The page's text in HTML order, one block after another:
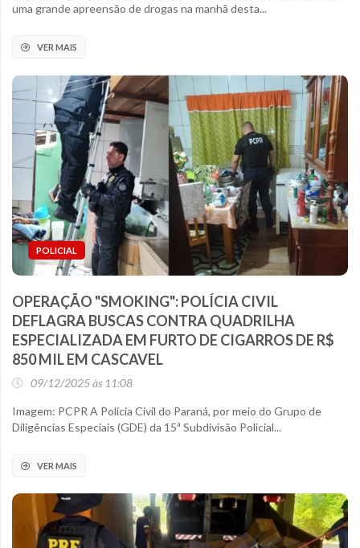
uma grande apreensão de drogas na manhã desta...
VER MAIS
POLICIAL
OPERAÇÃO "SMOKING": POLÍCIA CIVIL
DEFLAGRA BUSCAS CONTRA QUADRILHA
ESPECIALIZADA EM FURTO DE CIGARROS DE R$
850 MIL EM CASCAVEL
09/12/2025 às 11:08
Imagem: PCPR A Polícia Civil do Paraná, por meio do Grupo de
Diligências Especiais (GDE) da 15ª Subdivisão Policial...
VER MAIS